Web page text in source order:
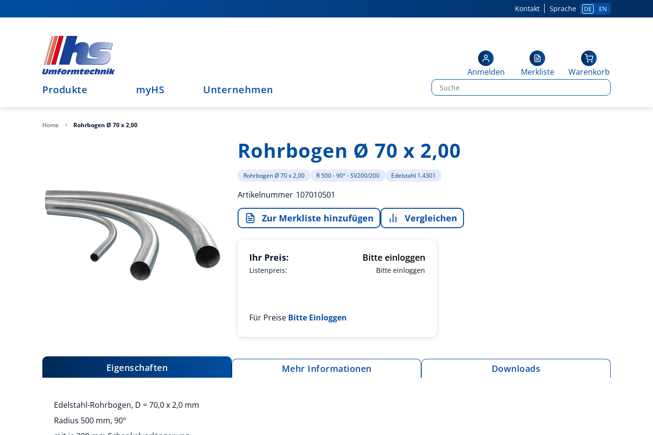
zum
Sprache DE EN
Kontakt
Produkte myHS Unternehmen
Warenkorb
Merkliste
Anmelden
Home Rohrbogen Ø 70 x 2,00
Bildergalerie
Rohrbogen Ø 70 x 2,00
Rohrbogen Ø 70 x 2,00 R 500 - 90° - SV200/200 Edelstahl 1.4301
Artikelnummer 107010501
Zur Merkliste hinzufügen Vergleichen
Listenpreis: Bitte einloggen
Ihr Preis: Bitte einloggen
Für Preise Bitte Einloggen
Eigenschaften
Edelstahl-Rohrbogen, D = 70,0 x 2,0 mm
Radius 500 mm, 90°
Mehr Informationen Downloads